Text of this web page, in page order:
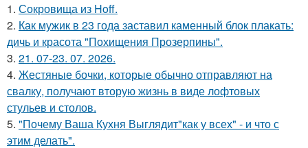
1. Сокровища из Hoff.
2. Как мужик в 23 года заставил каменный блок плакать:
дичь и красота "Похищения Прозерпины".
3. 21. 07-23. 07. 2026.
4. Жестяные бочки, которые обычно отправляют на
свалку, получают вторую жизнь в виде лофтовых
стульев и столов.
5. "Почему Ваша Кухня Выглядит"как у всех" - и что с
этим делать".